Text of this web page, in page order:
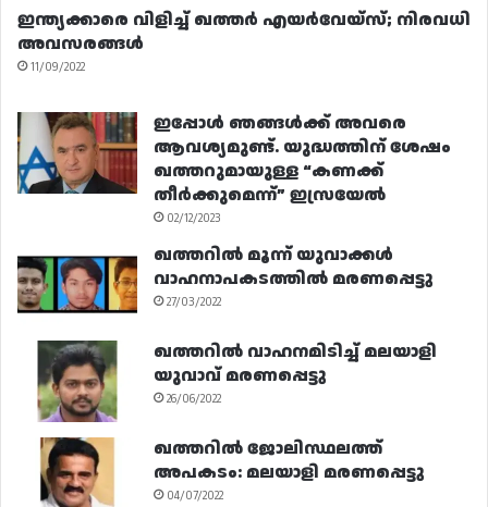
ഇന്ത്യക്കാരെ വിളിച്ച് ഖത്തർ എയർവേയ്‌സ്; നിരവധി
അവസരങ്ങൾ
11/09/2022
ഇപ്പോൾ ഞങ്ങൾക്ക് അവരെ
ആവശ്യമുണ്ട്. യുദ്ധത്തിന് ശേഷം
ഖത്തറുമായുള്ള “കണക്ക്
തീർക്കുമെന്ന്” ഇസ്രയേൽ
02/12/2023
ഖത്തറിൽ മൂന്ന് യുവാക്കൾ
വാഹനാപകടത്തിൽ മരണപ്പെട്ടു
27/03/2022
ഖത്തറിൽ വാഹനമിടിച്ച് മലയാളി
യുവാവ് മരണപ്പെട്ടു
26/06/2022
ഖത്തറിൽ ജോലിസ്ഥലത്ത്
അപകടം: മലയാളി മരണപ്പെട്ടു
04/07/2022